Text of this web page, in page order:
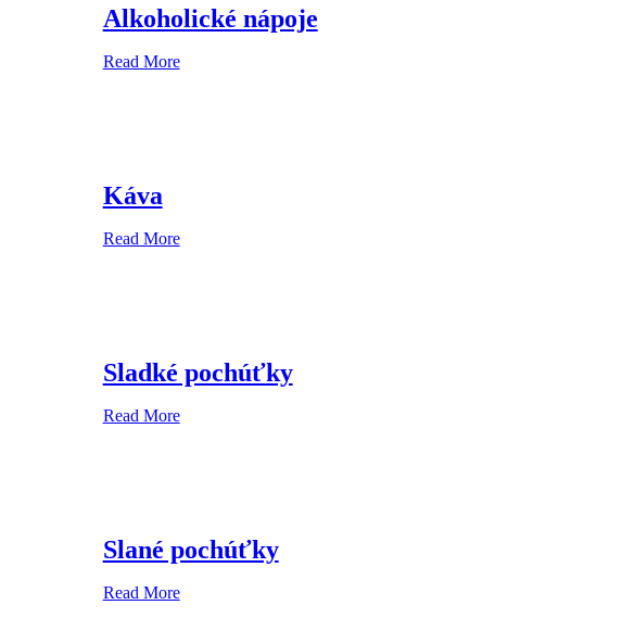
Alkoholické nápoje
Read More
Káva
Read More
Sladké pochúťky
Read More
Slané pochúťky
Read More